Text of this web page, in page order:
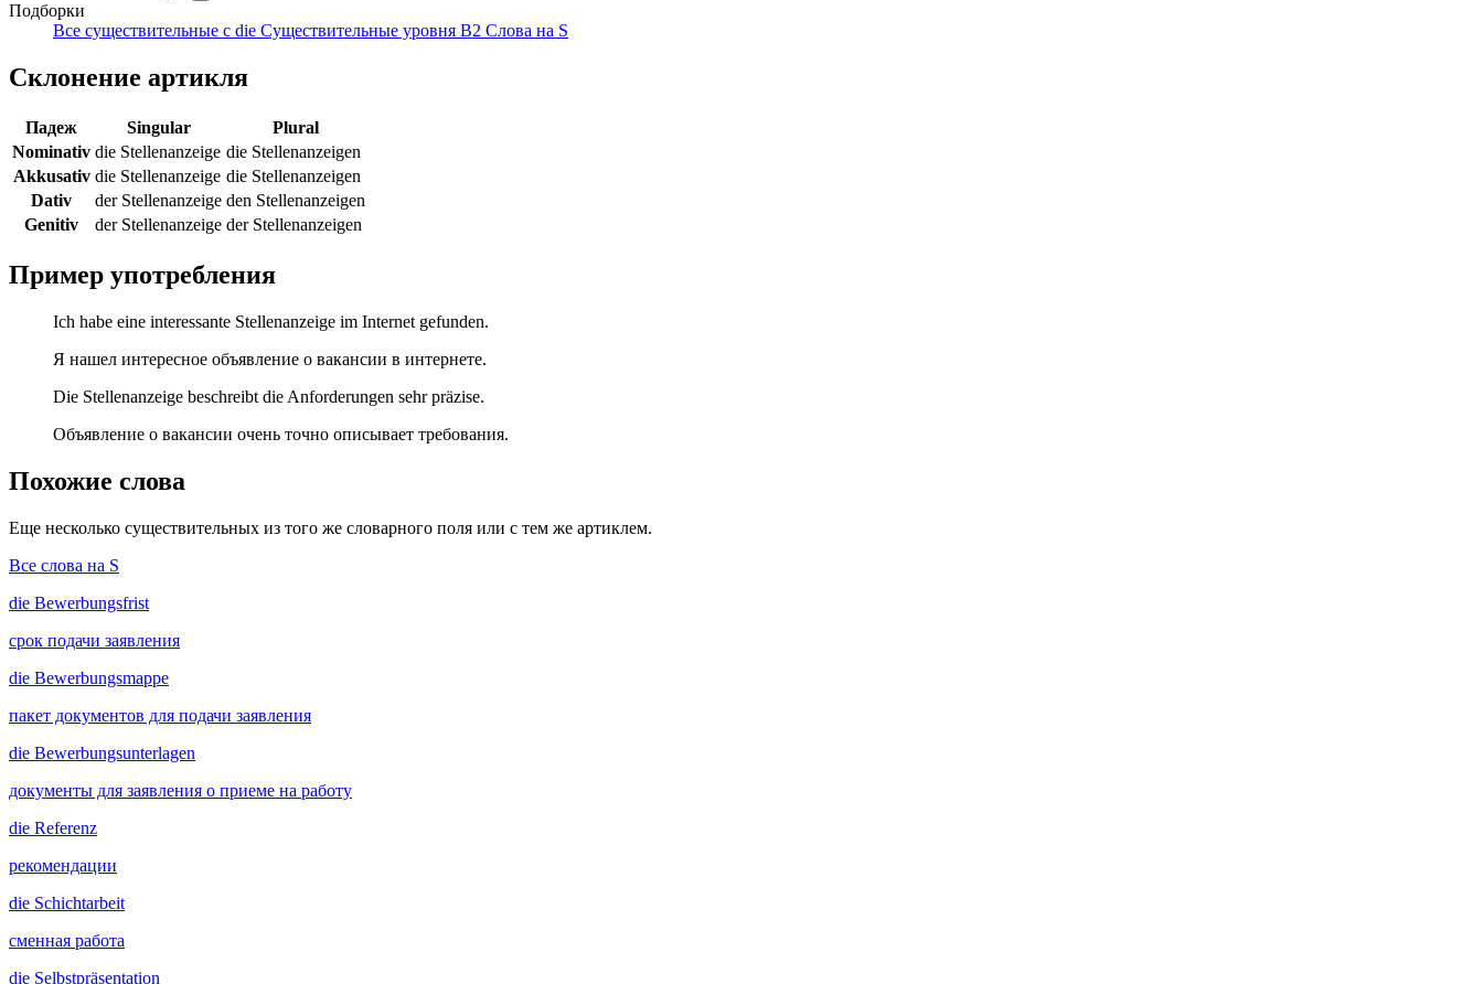
Подборки
Все существительные с die Существительные уровня B2 Слова на S
Склонение артикля
Падеж Singular
Plural
Nominativ die Stellenanzeige die Stellenanzeigen
Akkusativ die Stellenanzeige die Stellenanzeigen
Dativ
der Stellenanzeige den Stellenanzeigen
Genitiv
der Stellenanzeige der Stellenanzeigen
Пример употребления
Ich habe eine interessante Stellenanzeige im Internet gefunden.
Я нашел интересное объявление о вакансии в интернете.
Die Stellenanzeige beschreibt die Anforderungen sehr präzise.
Объявление о вакансии очень точно описывает требования.
Похожие слова
Еще несколько существительных из того же словарного поля или с тем же артиклем.
Все слова на S
die Bewerbungsfrist
срок подачи заявления
die Bewerbungsmappe
пакет документов для подачи заявления
die Bewerbungsunterlagen
документы для заявления о приеме на работу
die Referenz
рекомендации
die Schichtarbeit
сменная работа
die Selbstpräsentation